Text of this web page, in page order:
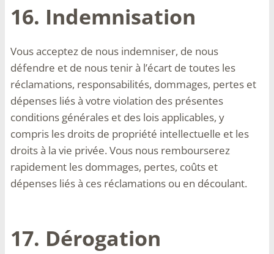
16. Indemnisation
Vous acceptez de nous indemniser, de nous
défendre et de nous tenir à l’écart de toutes les
réclamations, responsabilités, dommages, pertes et
dépenses liés à votre violation des présentes
conditions générales et des lois applicables, y
compris les droits de propriété intellectuelle et les
droits à la vie privée. Vous nous rembourserez
rapidement les dommages, pertes, coûts et
dépenses liés à ces réclamations ou en découlant.
17. Dérogation